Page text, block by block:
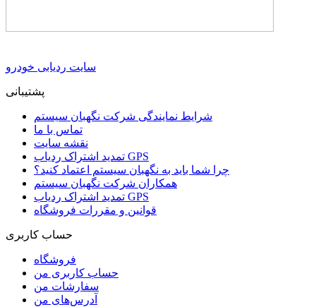
سایت ردیابی خودرو
پشتیبانی
شرایط نمایندگی شرکت نگهبان سیستم
تماس با ما
نقشه سایت
تمدید اشتراک ردیاب GPS
چرا شما باید به نگهبان سیستم اعتماد کنید؟
همکاران شرکت نگهبان سیستم
تمدید اشتراک ردیاب GPS
قوانین و مقررات فروشگاه
حساب کاربری
فروشگاه
حساب کاربری من
سفارشات من
آدرس‌های من